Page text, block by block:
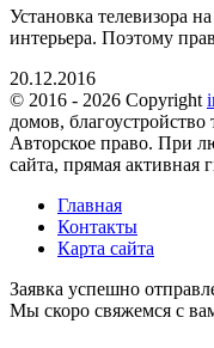
Установка телевизора
интерьера. Поэтому
20.12.2016
© 2016 - 2026 Copyright
домов,
Авторское право. При
сайта, прямая активная
Главная
Контакты
Карта сайта
Заявка успешно
Мы скоро свяжемся с